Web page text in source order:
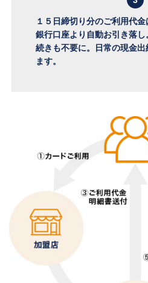
１５日締切り分のご利用代
銀行口座より自動お引き落
続きも不要に。日常の現金
ます。